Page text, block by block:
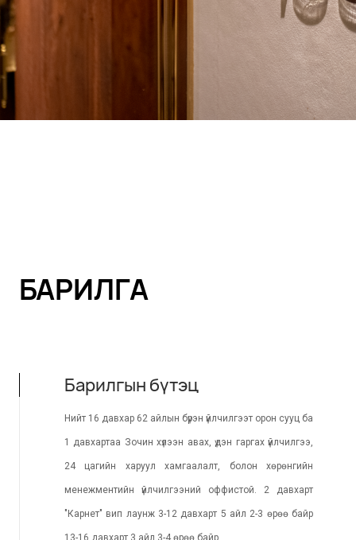
БАРИЛГА
Барилгын бүтэц
Нийт 16 давхар 62 айлын бүрэн үйлчилгээт орон сууц ба
1 давхартаа Зочин хүлээн авах, үдэн гаргах үйлчилгээ,
24 цагийн харуул хамгаалалт, болон хөрөнгийн
менежментийн үйлчилгээний оффистой. 2 давхарт
"Карнет" вип лаунж 3-12 давхарт 5 айл 2-3 өрөө байр
13-16 давхарт 3 айл 3-4 өрөө байр